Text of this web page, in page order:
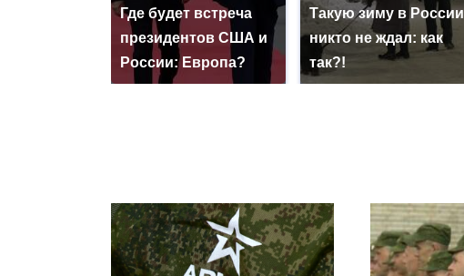
Где будет встреча
президентов США и
России: Европа?
Такую зиму в России
никто не ждал: как
так?!